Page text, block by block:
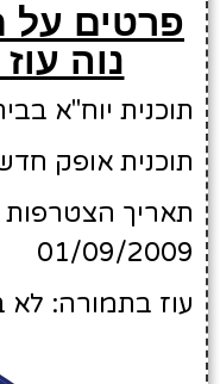
פרטים על
נוה
תוכנית יוח"א
תוכנית אופק
תאריך
01/09/2009
עוז בתמורה: לא